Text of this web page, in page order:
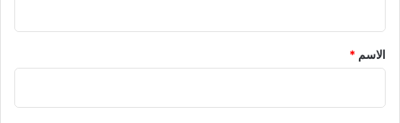
*
الاسم *